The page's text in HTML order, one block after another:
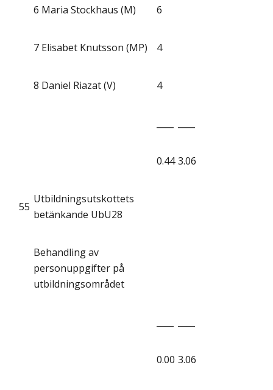
6 Maria Stockhaus (M) 6
7 Elisabet Knutsson (MP) 4
8 Daniel Riazat (V) 4
0.44 3.06
55
Utbildningsutskottets
betänkande UbU28
Behandling av
personuppgifter på
utbildningsområdet
0.00 3.06